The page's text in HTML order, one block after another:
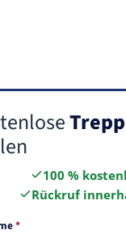
100 %
Rückruf
*